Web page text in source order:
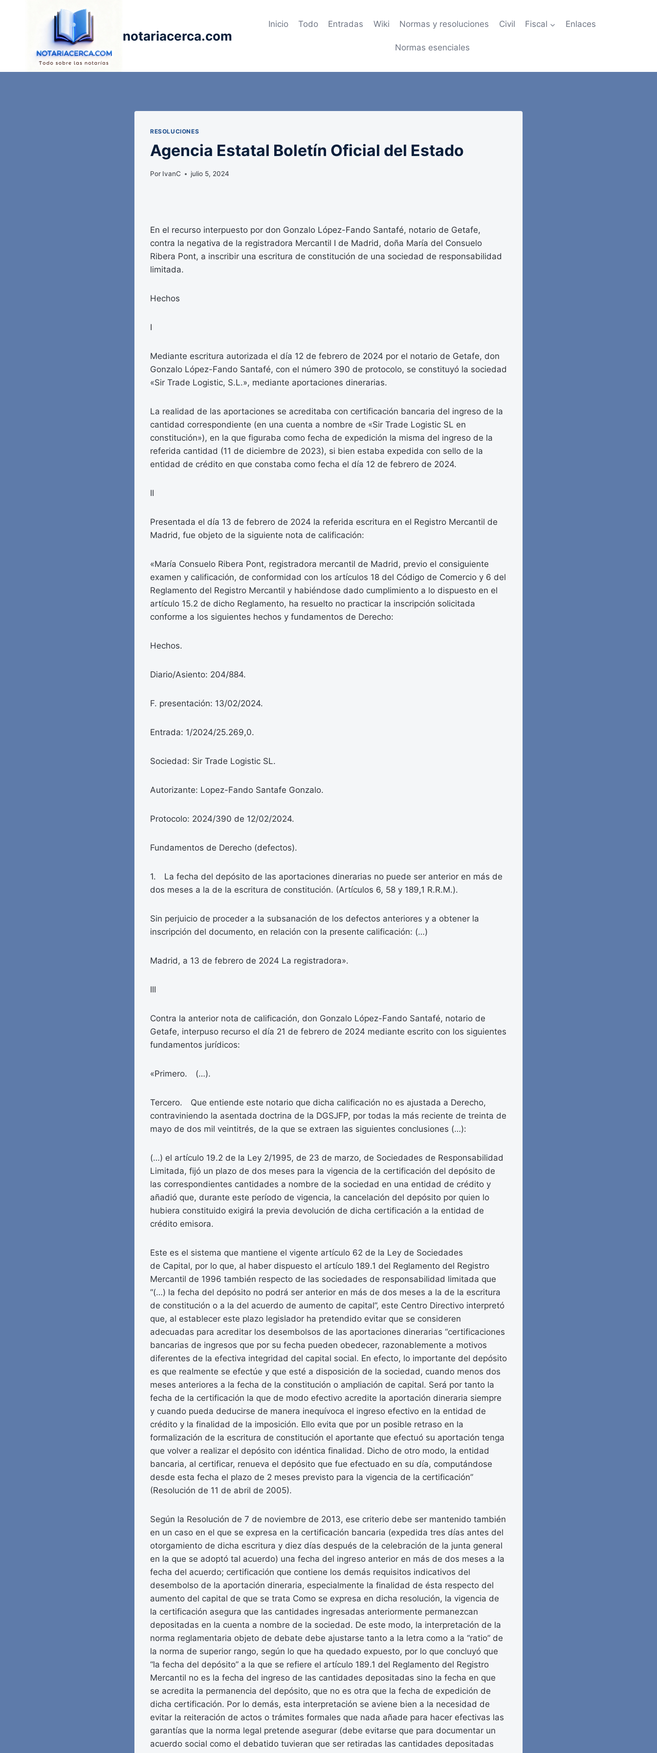
notariacerca.com
Inicio Todo Entradas Wiki Normas y resoluciones Civil Fiscal Enlaces
Normas esenciales
RESOLUCIONES
Agencia Estatal Boletín Oficial del Estado
Por IvanC julio 5, 2024
En el recurso interpuesto por don Gonzalo López-Fando Santafé, notario de Getafe,
contra la negativa de la registradora Mercantil I de Madrid, doña María del Consuelo
Ribera Pont, a inscribir una escritura de constitución de una sociedad de responsabilidad
limitada.
Hechos
I
Mediante escritura autorizada el día 12 de febrero de 2024 por el notario de Getafe, don
Gonzalo López-Fando Santafé, con el número 390 de protocolo, se constituyó la sociedad
«Sir Trade Logistic, S.L.», mediante aportaciones dinerarias.
La realidad de las aportaciones se acreditaba con certificación bancaria del ingreso de la
cantidad correspondiente (en una cuenta a nombre de «Sir Trade Logistic SL en
constitución»), en la que figuraba como fecha de expedición la misma del ingreso de la
referida cantidad (11 de diciembre de 2023), si bien estaba expedida con sello de la
entidad de crédito en que constaba como fecha el día 12 de febrero de 2024.
II
Presentada el día 13 de febrero de 2024 la referida escritura en el Registro Mercantil de
Madrid, fue objeto de la siguiente nota de calificación:
«María Consuelo Ribera Pont, registradora mercantil de Madrid, previo el consiguiente
examen y calificación, de conformidad con los artículos 18 del Código de Comercio y 6 del
Reglamento del Registro Mercantil y habiéndose dado cumplimiento a lo dispuesto en el
artículo 15.2 de dicho Reglamento, ha resuelto no practicar la inscripción solicitada
conforme a los siguientes hechos y fundamentos de Derecho:
Hechos.
Diario/Asiento: 204/884.
F. presentación: 13/02/2024.
Entrada: 1/2024/25.269,0.
Sociedad: Sir Trade Logistic SL.
Autorizante: Lopez-Fando Santafe Gonzalo.
Protocolo: 2024/390 de 12/02/2024.
Fundamentos de Derecho (defectos).
1. La fecha del depósito de las aportaciones dinerarias no puede ser anterior en más de
dos meses a la de la escritura de constitución. (Artículos 6, 58 y 189,1 R.R.M.).
Sin perjuicio de proceder a la subsanación de los defectos anteriores y a obtener la
inscripción del documento, en relación con la presente calificación: (…)
Madrid, a 13 de febrero de 2024 La registradora».
III
Contra la anterior nota de calificación, don Gonzalo López-Fando Santafé, notario de
Getafe, interpuso recurso el día 21 de febrero de 2024 mediante escrito con los siguientes
fundamentos jurídicos:
«Primero. (…).
Tercero. Que entiende este notario que dicha calificación no es ajustada a Derecho,
contraviniendo la asentada doctrina de la DGSJFP, por todas la más reciente de treinta de
mayo de dos mil veintitrés, de la que se extraen las siguientes conclusiones (…):
(…) el artículo 19.2 de la Ley 2/1995, de 23 de marzo, de Sociedades de Responsabilidad
Limitada, fijó un plazo de dos meses para la vigencia de la certificación del depósito de
las correspondientes cantidades a nombre de la sociedad en una entidad de crédito y
añadió que, durante este período de vigencia, la cancelación del depósito por quien lo
hubiera constituido exigirá la previa devolución de dicha certificación a la entidad de
crédito emisora.
Este es el sistema que mantiene el vigente artículo 62 de la Ley de Sociedades
de Capital, por lo que, al haber dispuesto el artículo 189.1 del Reglamento del Registro
Mercantil de 1996 también respecto de las sociedades de responsabilidad limitada que
“(…) la fecha del depósito no podrá ser anterior en más de dos meses a la de la escritura
de constitución o a la del acuerdo de aumento de capital”, este Centro Directivo interpretó
que, al establecer este plazo legislador ha pretendido evitar que se consideren
adecuadas para acreditar los desembolsos de las aportaciones dinerarias “certificaciones
bancarias de ingresos que por su fecha pueden obedecer, razonablemente a motivos
diferentes de la efectiva integridad del capital social. En efecto, lo importante del depósito
es que realmente se efectúe y que esté a disposición de la sociedad, cuando menos dos
meses anteriores a la fecha de la constitución o ampliación de capital. Será por tanto la
fecha de la certificación la que de modo efectivo acredite la aportación dineraria siempre
y cuando pueda deducirse de manera inequívoca el ingreso efectivo en la entidad de
crédito y la finalidad de la imposición. Ello evita que por un posible retraso en la
formalización de la escritura de constitución el aportante que efectuó su aportación tenga
que volver a realizar el depósito con idéntica finalidad. Dicho de otro modo, la entidad
bancaria, al certificar, renueva el depósito que fue efectuado en su día, computándose
desde esta fecha el plazo de 2 meses previsto para la vigencia de la certificación”
(Resolución de 11 de abril de 2005).
Según la Resolución de 7 de noviembre de 2013, ese criterio debe ser mantenido también
en un caso en el que se expresa en la certificación bancaria (expedida tres días antes del
otorgamiento de dicha escritura y diez días después de la celebración de la junta general
en la que se adoptó tal acuerdo) una fecha del ingreso anterior en más de dos meses a la
fecha del acuerdo; certificación que contiene los demás requisitos indicativos del
desembolso de la aportación dineraria, especialmente la finalidad de ésta respecto del
aumento del capital de que se trata Como se expresa en dicha resolución, la vigencia de
la certificación asegura que las cantidades ingresadas anteriormente permanezcan
depositadas en la cuenta a nombre de la sociedad. De este modo, la interpretación de la
norma reglamentaria objeto de debate debe ajustarse tanto a la letra como a la “ratio” de
la norma de superior rango, según lo que ha quedado expuesto, por lo que concluyó que
“la fecha del depósito” a la que se refiere el artículo 189.1 del Reglamento del Registro
Mercantil no es la fecha del ingreso de las cantidades depositadas sino la fecha en que
se acredita la permanencia del depósito, que no es otra que la fecha de expedición de
dicha certificación. Por lo demás, esta interpretación se aviene bien a la necesidad de
evitar la reiteración de actos o trámites formales que nada añade para hacer efectivas las
garantías que la norma legal pretende asegurar (debe evitarse que para documentar un
acuerdo social como el debatido tuvieran que ser retiradas las cantidades depositadas